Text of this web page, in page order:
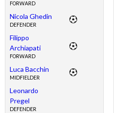
FORWARD
Nicola Ghedin
DEFENDER
Filippo
Archiapati
FORWARD
Luca Bacchin
MIDFIELDER
Leonardo
Pregel
DEFENDER